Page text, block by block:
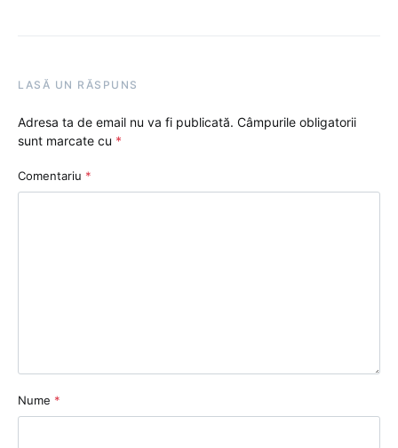
LASĂ UN RĂSPUNS
Adresa ta de email nu va fi publicată. Câmpurile obligatorii
sunt marcate cu *
Comentariu *
Nume *